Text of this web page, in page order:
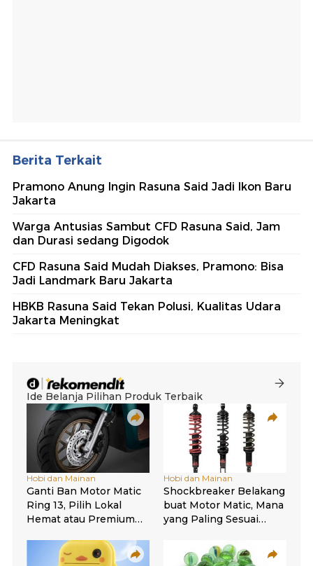
Berita Terkait
Pramono Anung Ingin Rasuna Said Jadi Ikon Baru
Jakarta
Warga Antusias Sambut CFD Rasuna Said, Jam
dan Durasi sedang Digodok
CFD Rasuna Said Mudah Diakses, Pramono: Bisa
Jadi Landmark Baru Jakarta
HBKB Rasuna Said Tekan Polusi, Kualitas Udara
Jakarta Meningkat